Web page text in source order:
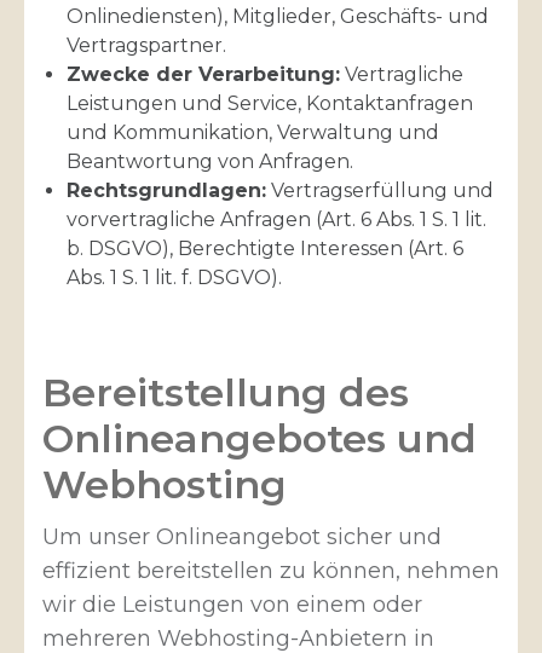
Onlinediensten), Mitglieder, Geschäfts- und
Vertragspartner.
Zwecke der Verarbeitung: Vertragliche
Leistungen und Service, Kontaktanfragen
und Kommunikation, Verwaltung und
Beantwortung von Anfragen.
Rechtsgrundlagen: Vertragserfüllung und
vorvertragliche Anfragen (Art. 6 Abs. 1 S. 1 lit.
b. DSGVO), Berechtigte Interessen (Art. 6
Abs. 1 S. 1 lit. f. DSGVO).
Bereitstellung des
Onlineangebotes und
Webhosting
Um unser Onlineangebot sicher und
effizient bereitstellen zu können, nehmen
wir die Leistungen von einem oder
mehreren Webhosting-Anbietern in